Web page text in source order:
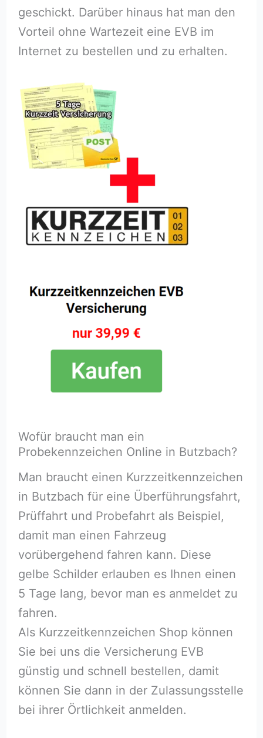
geschickt. Darüber hinaus hat man den
Vorteil ohne Wartezeit eine EVB im
Internet zu bestellen und zu erhalten.
Wofür braucht man ein
Probekennzeichen Online in Butzbach?
Man braucht einen Kurzzeitkennzeichen
in Butzbach für eine Überführungsfahrt,
Prüffahrt und Probefahrt als Beispiel,
damit man einen Fahrzeug
vorübergehend fahren kann. Diese
gelbe Schilder erlauben es Ihnen einen
5 Tage lang, bevor man es anmeldet zu
fahren.
Als Kurzzeitkennzeichen Shop können
Sie bei uns die Versicherung EVB
günstig und schnell bestellen, damit
können Sie dann in der Zulassungsstelle
bei ihrer Örtlichkeit anmelden.